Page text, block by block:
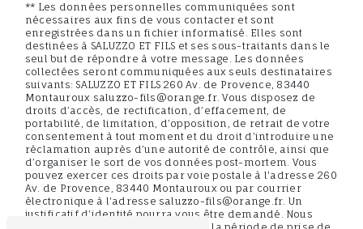
** Les données personnelles communiquées sont
nécessaires aux fins de vous contacter et sont
enregistrées dans un fichier informatisé. Elles sont
destinées à SALUZZO ET FILS et ses sous-traitants dans le
seul but de répondre à votre message. Les données
collectées seront communiquées aux seuls destinataires
suivants: SALUZZO ET FILS 260 Av. de Provence, 83440
Montauroux saluzzo-fils@orange.fr. Vous disposez de
droits d’accès, de rectification, d’effacement, de
portabilité, de limitation, d’opposition, de retrait de votre
consentement à tout moment et du droit d’introduire une
réclamation auprès d’une autorité de contrôle, ainsi que
d’organiser le sort de vos données post-mortem. Vous
pouvez exercer ces droits par voie postale à l'adresse 260
Av. de Provence, 83440 Montauroux ou par courrier
électronique à l'adresse saluzzo-fils@orange.fr. Un
justificatif d'identité pourra vous être demandé. Nous